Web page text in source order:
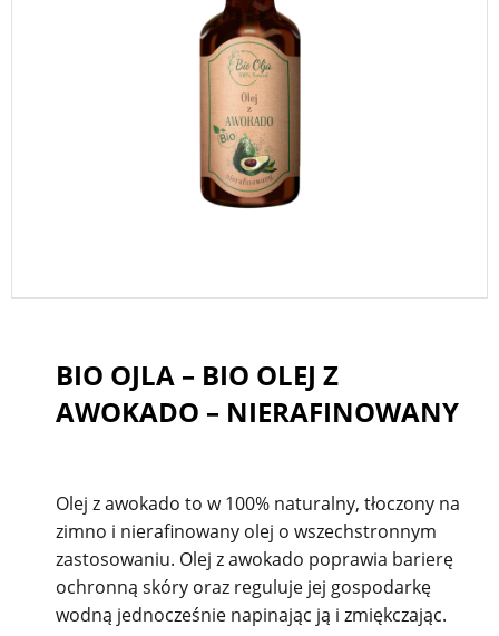
BIO OJLA – BIO OLEJ Z
AWOKADO – NIERAFINOWANY
Olej z awokado to w 100% naturalny, tłoczony na
zimno i nierafinowany olej o wszechstronnym
zastosowaniu. Olej z awokado poprawia barierę
ochronną skóry oraz reguluje jej gospodarkę
wodną jednocześnie napinając ją i zmiękczając.